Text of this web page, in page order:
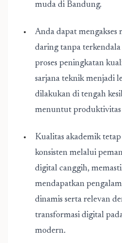
muda di Bandung.
Anda dapat mengakses
daring tanpa terkendala
proses peningkatan
sarjana teknik menjadi
dilakukan di tengah
menuntut produktivitas
Kualitas akademik tetap
konsisten melalui
digital canggih,
mendapatkan
dinamis serta relevan
transformasi digital
modern.